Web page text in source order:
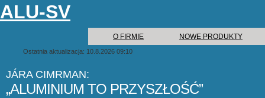
ALU-SV
O FIRMIE NOWE PRODUKTY
JÁRA CIMRMAN:
ALUMINIUM TO PRZYSZŁOŚĆ
Ostatnia aktualizacja: 10.8.2026 09:10